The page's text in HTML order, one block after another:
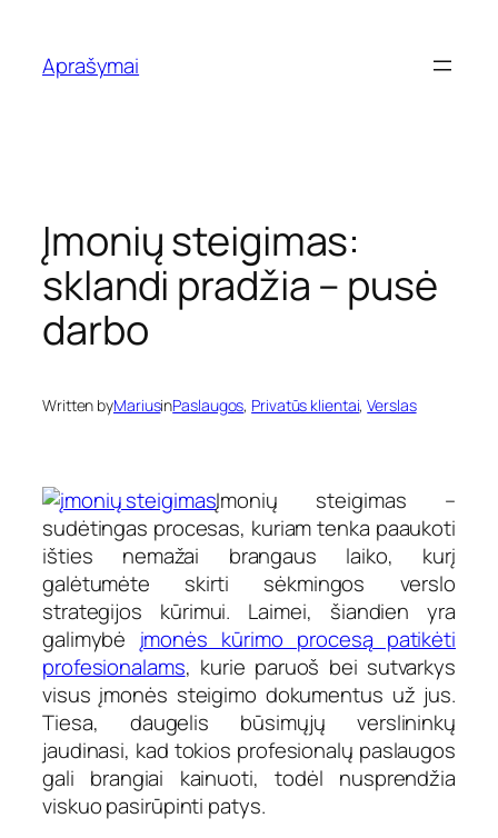
turinio
Aprašymai
Įmonių steigimas:
sklandi pradžia – pusė
darbo
Written byMariusinPaslaugos, Privatūs klientai, Verslas
Įmonių steigimas –
sudėtingas procesas, kuriam tenka paaukoti
išties nemažai brangaus laiko, kurį
galėtumėte skirti sėkmingos verslo
strategijos kūrimui. Laimei, šiandien yra
galimybė įmonės kūrimo procesą patikėti
profesionalams, kurie paruoš bei sutvarkys
visus įmonės steigimo dokumentus už jus.
Tiesa, daugelis būsimųjų verslininkų
jaudinasi, kad tokios profesionalų paslaugos
gali brangiai kainuoti, todėl nusprendžia
viskuo pasirūpinti patys.